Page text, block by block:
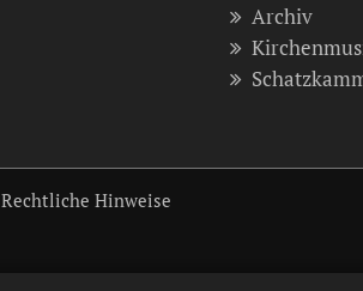
Archiv
Rechtliche Hinweise